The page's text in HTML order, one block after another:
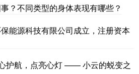
？不同类型的身体表现有哪些？
能源科技有限公司成立，注册资本
护航，点亮心灯 —— 小云的蜕变之